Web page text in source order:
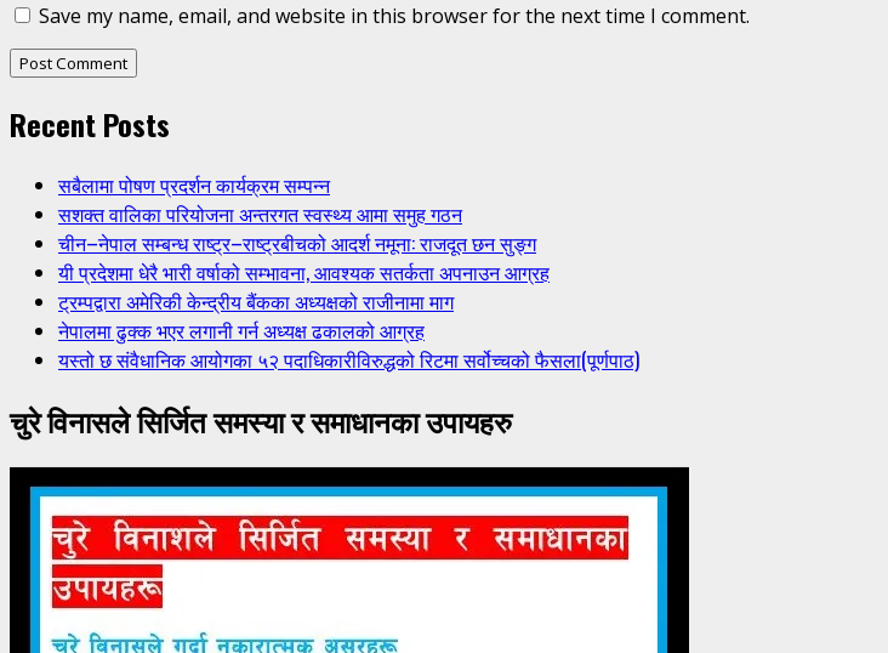
Save my name, email, and website in this browser for the next time I comment.
Recent Posts
सबैलामा पोषण प्रदर्शन कार्यक्रम सम्पन्न
सशक्त वालिका परियोजना अन्तरगत स्वस्थ्य आमा समुह गठन
चीन–नेपाल सम्बन्ध राष्ट्र–राष्ट्रबीचको आदर्श नमूना: राजदूत छन सुङ्ग
यी प्रदेशमा धेरै भारी वर्षाको सम्भावना, आवश्यक सतर्कता अपनाउन आग्रह
ट्रम्पद्वारा अमेरिकी केन्द्रीय बैंकका अध्यक्षको राजीनामा माग
नेपालमा ढुक्क भएर लगानी गर्न अध्यक्ष ढकालको आग्रह
यस्तो छ संवैधानिक आयोगका ५२ पदाधिकारीविरुद्धको रिटमा सर्वोच्चको फैसला(पूर्णपाठ)
चुरे विनासले सिर्जित समस्या र समाधानका उपायहरु